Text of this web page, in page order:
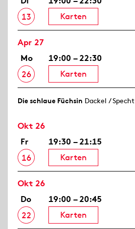
13
Karten
Apr 27
Mo
26
19:00 – 22:30
Karten
Die schlaue Füchsin Dackel / Specht
Okt 26
Fr
16
19:30 – 21:15
Karten
Okt 26
Do
22
19:00 – 20:45
Karten